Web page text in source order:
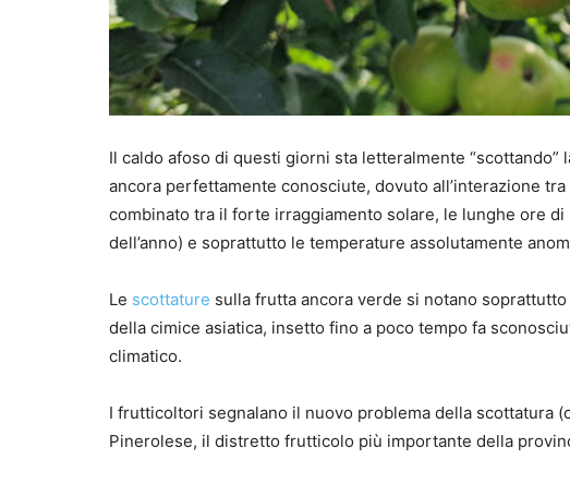
Il caldo afoso di questi giorni sta letteralmente
ancora perfettamente conosciute, dovuto all’interazione
combinato tra il forte irraggiamento solare, le lunghe ore
dell’anno) e soprattutto le temperature assolutamente
Le scottature sulla frutta ancora verde si notano
della cimice asiatica, insetto fino a poco tempo fa
climatico.
I frutticoltori segnalano il nuovo problema della scottatura
Pinerolese, il distretto frutticolo più importante della